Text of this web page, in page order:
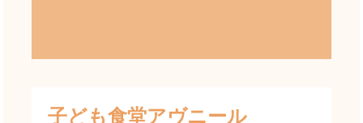
子ども食堂アヴニール